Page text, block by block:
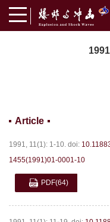
Article
1991, 11(1): 1-10. doi:
1455(1991)01-0001-10
PDF(64)